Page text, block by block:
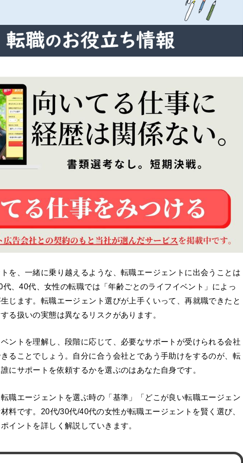
を、一緒に乗り越えるような、転職エージェントに出会うことは
、40代、女性の転職では「年齢ごとのライフイベント」によっ
じます。転職エージェント選びが上手くいって、再就職できたと
る扱いの実態は異なるリスクがあります。
ントを理解し、段階に応じて、必要なサポートが受けられる会社
ることでしょう。自分に合う会社とであう手助けをするのが、転
にサポートを依頼するかを選ぶのはあなた自身です。
職エージェントを選ぶ時の「基準」「どこが良い転職エージェン
料です。20代/30代/40代の女性が転職エージェントを賢く選び、
イントを詳しく解説していきます。